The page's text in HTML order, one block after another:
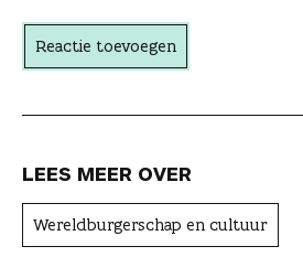
t
e
Reactie toevoegen
LEES MEER OVER
Wereldburgerschap en cultuur